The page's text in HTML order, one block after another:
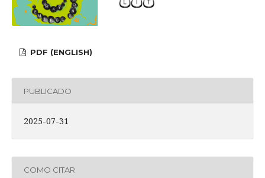
PDF (ENGLISH)
PUBLICADO
2025-07-31
COMO CITAR